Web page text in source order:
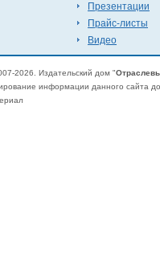
Презентации
Прайс-листы
Видео
2026. Издательский дом "
информации данного сайта